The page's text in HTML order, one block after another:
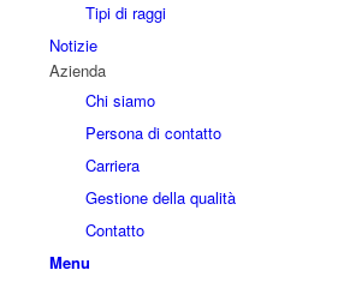
Tipi di raggi
Notizie
Azienda
Chi siamo
Persona di contatto
Carriera
Gestione della qualità
Contatto
Menu